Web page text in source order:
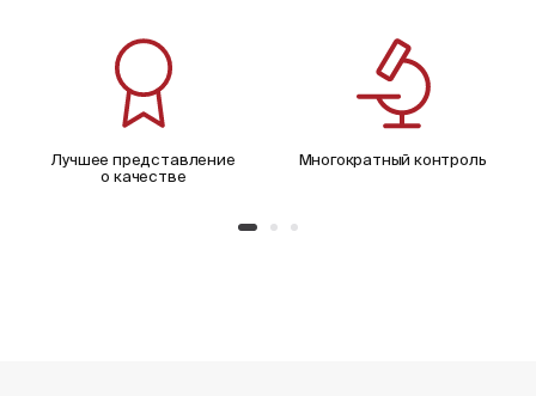
Лучшее представление
о качестве
Многократный контроль